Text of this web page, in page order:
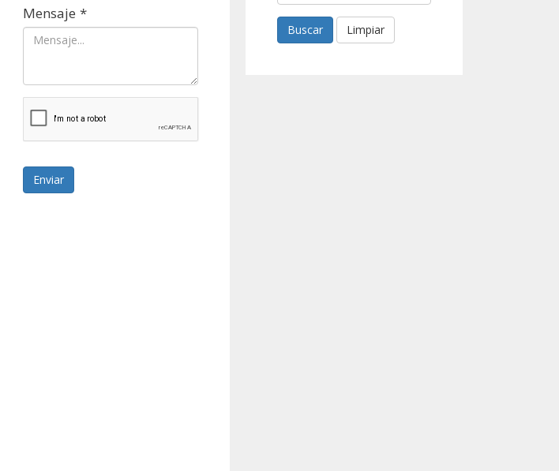
Mensaje *
Enviar
Buscar Limpiar